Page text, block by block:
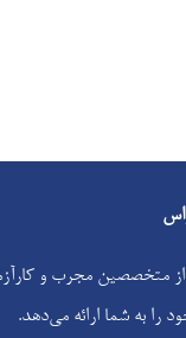
متخصصین مجرب و
را به شما ارائه می‌دهد.